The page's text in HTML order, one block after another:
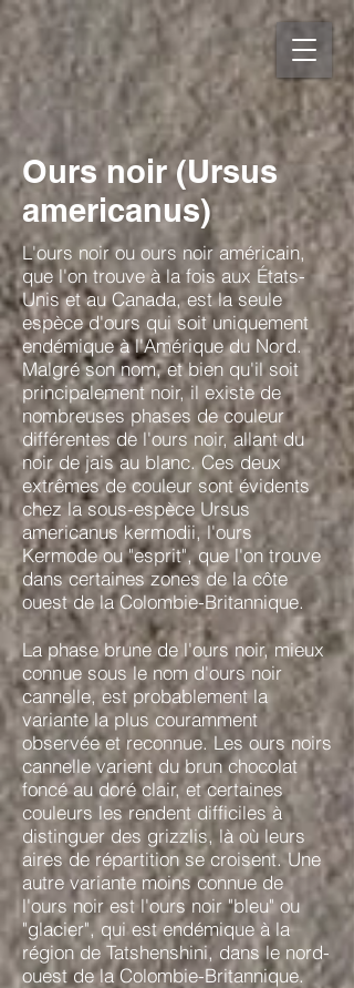
Ours noir (Ursus
americanus)
L'ours noir ou ours noir américain,
que l'on trouve à la fois aux États-
Unis et au Canada, est la seule
espèce d'ours qui soit uniquement
endémique à l'Amérique du Nord.
Malgré son nom, et bien qu'il soit
principalement noir, il existe de
nombreuses phases de couleur
différentes de l'ours noir, allant du
noir de jais au blanc. Ces deux
extrêmes de couleur sont évidents
chez la sous-espèce Ursus
americanus kermodii, l'ours
Kermode ou "esprit", que l'on trouve
dans certaines zones de la côte
ouest de la Colombie-Britannique.
La phase brune de l'ours noir, mieux
connue sous le nom d'ours noir
cannelle, est probablement la
variante la plus couramment
observée et reconnue. Les ours noirs
cannelle varient du brun chocolat
foncé au doré clair, et certaines
couleurs les rendent difficiles à
distinguer des grizzlis, là où leurs
aires de répartition se croisent. Une
autre variante moins connue de
l'ours noir est l'ours noir "bleu" ou
"glacier", qui est endémique à la
région de Tatshenshini, dans le nord-
ouest de la Colombie-Britannique.